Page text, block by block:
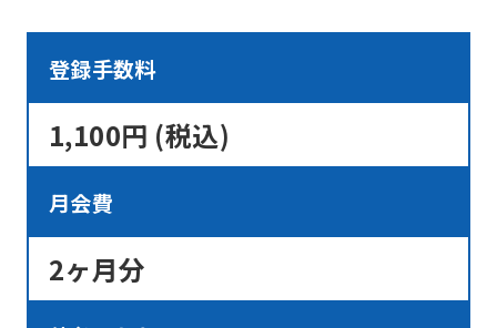
登録手数料
1,100円 (税込)
月会費
2ヶ月分
We
that
fully